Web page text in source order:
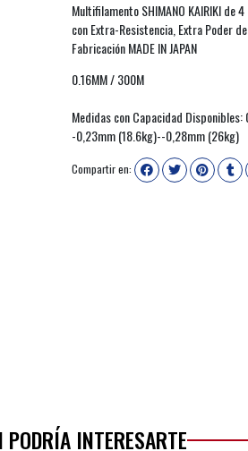
Multifilamento SHIMANO KAIRIKI de
con Extra-Resistencia, Extra Poder
Fabricación MADE IN JAPAN
0.16MM / 300M
Medidas con Capacidad
-0,23mm (18.6kg)--0,28mm (26kg)
Compartir en:
INTERESARTE